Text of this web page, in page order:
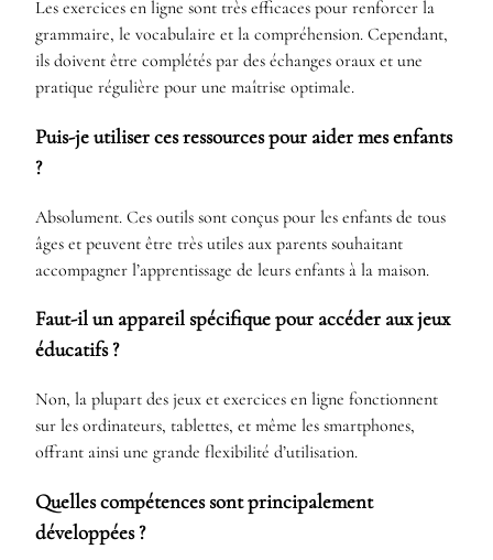
Les exercices en ligne sont très efficaces pour renforcer la
grammaire, le vocabulaire et la compréhension. Cependant,
ils doivent être complétés par des échanges oraux et une
pratique régulière pour une maîtrise optimale.
Puis-je utiliser ces ressources pour aider mes enfants
?
Absolument. Ces outils sont conçus pour les enfants de tous
âges et peuvent être très utiles aux parents souhaitant
accompagner l’apprentissage de leurs enfants à la maison.
Faut-il un appareil spécifique pour accéder aux jeux
éducatifs ?
Non, la plupart des jeux et exercices en ligne fonctionnent
sur les ordinateurs, tablettes, et même les smartphones,
offrant ainsi une grande flexibilité d’utilisation.
Quelles compétences sont principalement
développées ?